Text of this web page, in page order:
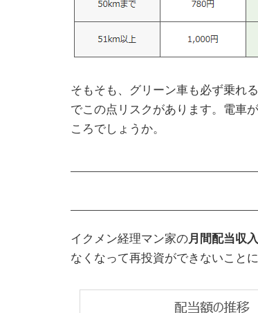
そもそも、グリーン車も必ず乗れ
でこの点リスクがあります。電車
ころでしょうか。
イクメン経理マン家の月間配当収
なくなって再投資ができないことに